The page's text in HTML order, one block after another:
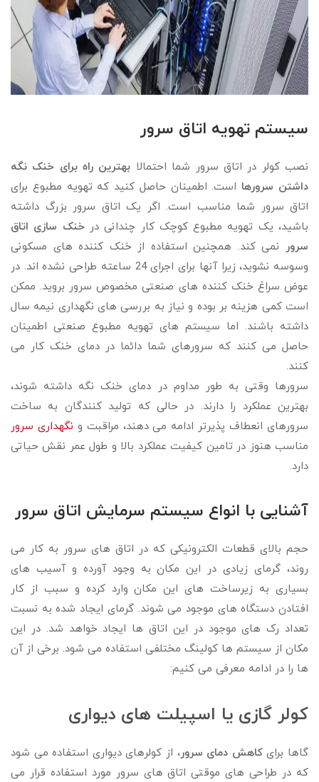
سیستم تهویه اتاق سرور
نصب کولر در اتاق سرور شما احتمالا بهترین راه برای خنک نگه
داشتن سرورها است. اطمینان حاصل کنید که تهویه مطبوع برای
اتاق سرور شما مناسب است. اگر یک اتاق سرور بزرگ داشته
باشید، یک تهویه مطبوع کوچک کار چندانی درخنک سازی اتاق
سرور
نمی کند. همچنین استفاده از خنک کننده های مسکونی
وسوسه نشوید، زیرا آنها برای اجرای 24 ساعته طراحی نشده اند. در
عوض سراغ خنک کننده های صنعتی مخصوص سرور بروید. ممکن
است کمی هزینه بر بوده و نیاز به بررسی های نگهداری نیمه سال
داشته باشند. اما سیستم های تهویه مطبوع صنعتی اطمینان
حاصل می کنند که سرورهای شما دائما در دمای خنک کار می
کنند.
سرورها وقتی به طور مداوم در دمای خنک نگه داشته شوند،
بهترین عملکرد را دارند. در حالی که تولید کنندگان به ساخت
سرورهای انعطاف پذیرتر ادامه می دهند، مراقبت و نگهداری سرور
مناسب هنوز در تامین کیفیت عملکرد بالا و طول عمر نقش حیاتی
دارد.
آشنایی با انواع سیستم سرمایش اتاق سرور
حجم بالای قطعات الکترونیکی که در اتاق های سرور به کار می
روند، گرمای زیادی در این مکان به وجود آورده و آسیب های
بسیاری به زیرساخت های این مکان وارد کرده و سبب از کار
افتادن دستگاه های موجود می شوند. گرمای ایجاد شده به نسبت
تعداد رک های موجود در این اتاق ها ایجاد خواهد شد. در این
مکان از سیستم ها کولینگ مختلفی استفاده می شود. برخی از آن
ها را در ادامه معرفی می کنیم:
کولر گازی یا اسپیلت های دیواری
گاها برایکاهش دمای سرور، از کولرهای دیواری استفاده می شود
که در طراحی های موقتی اتاق های سرور مورد استفاده قرار می